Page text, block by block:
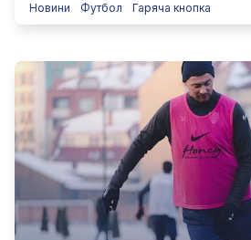
Новини Футбол Гаряча кнопка